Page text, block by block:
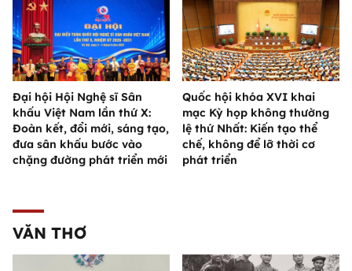
Đại hội Hội Nghệ sĩ Sân
khấu Việt Nam lần thứ X:
Đoàn kết, đổi mới, sáng tạo,
đưa sân khấu bước vào
chặng đường phát triển mới
Quốc hội khóa XVI khai
mạc Kỳ họp không thường
lệ thứ Nhất: Kiến tạo thể
chế, không để lỡ thời cơ
phát triển
VĂN THƠ